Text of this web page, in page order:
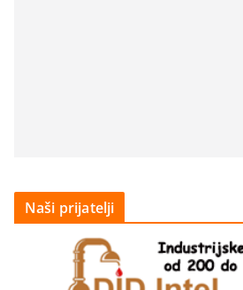
Naši prijatelji